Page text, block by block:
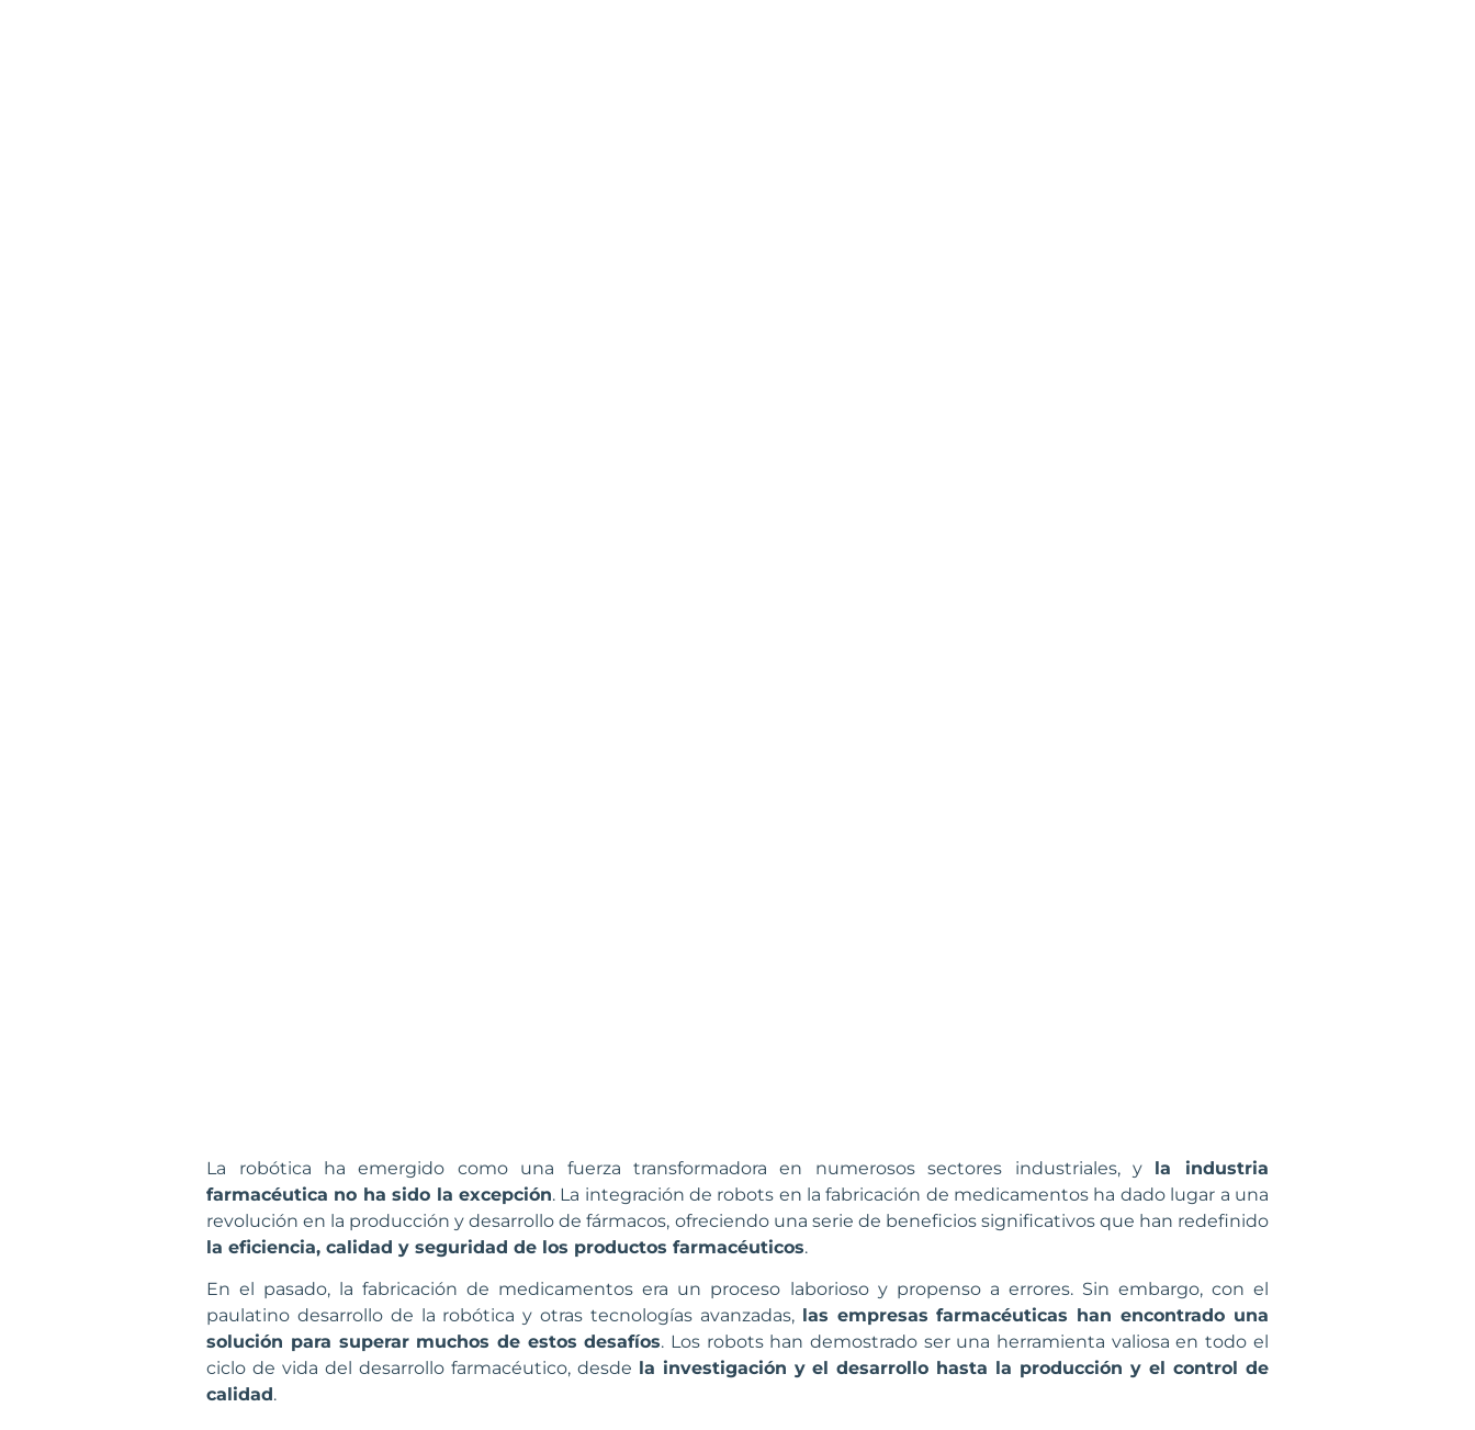
La robótica ha emergido como una fuerza transformadora en numerosos sectores industriales, y la industria
farmacéutica no ha sido la excepción. La integración de robots en la fabricación de medicamentos ha dado lugar a una
revolución en la producción y desarrollo de fármacos, ofreciendo una serie de beneficios significativos que han redefinido
la eficiencia, calidad y seguridad de los productos farmacéuticos.
En el pasado, la fabricación de medicamentos era un proceso laborioso y propenso a errores. Sin embargo, con el
paulatino desarrollo de la robótica y otras tecnologías avanzadas, las empresas farmacéuticas han encontrado una
solución para superar muchos de estos desafíos. Los robots han demostrado ser una herramienta valiosa en todo el
ciclo de vida del desarrollo farmacéutico, desde la investigación y el desarrollo hasta la producción y el control de
calidad.